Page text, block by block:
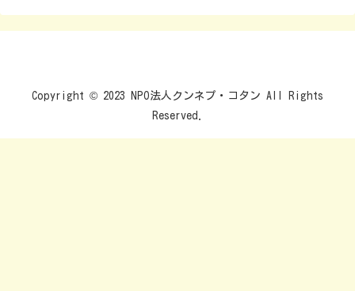
Copyright © 2023 NPO法人クンネプ・コタン All Rights
Reserved.